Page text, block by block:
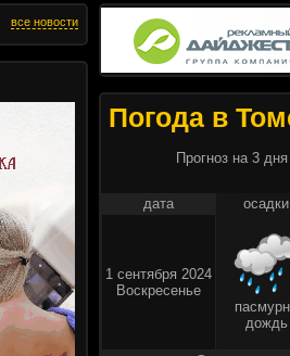
все новости
Погода в
Прогноз на 3 дня
дата осадки
1 сентября 2024
Воскресенье
дождь